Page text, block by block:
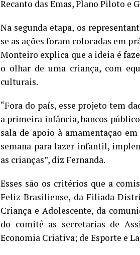
Recanto das Emas, Plano Piloto e
Na segunda etapa, os
se as ações foram colocadas em
Monteiro explica que a ideia é
o olhar de uma criança, com
culturais.
“Fora do país, esse projeto tem
a primeira infância, bancos
sala de apoio à amamentação
semana para lazer infantil,
as crianças”, diz Fernanda.
Esses são os critérios que a
Feliz Brasiliense, da Filiada
Criança e Adolescente, da
do comitê as secretarias de
Economia Criativa; de Esporte e